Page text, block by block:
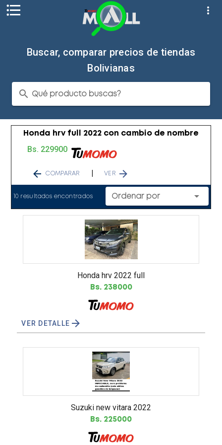
Buscar, comparar precios de tiendas
Bolivianas
Qué producto buscas?
Honda hrv full 2022 con cambio de nombre
Bs. 229900
COMPARAR VER
10 resultados encontrados Ordenar por
honda hrv 2022 full
Bs. 238000
VER DETALLE
suzuki new vitara 2022
Bs. 225000